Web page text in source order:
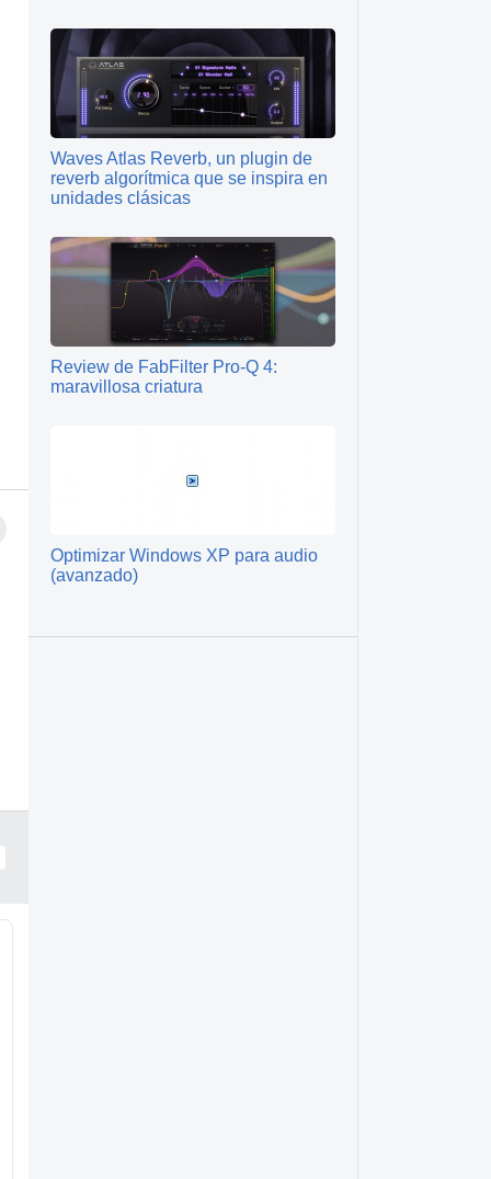
Waves Atlas Reverb, un plugin de
reverb algorítmica que se inspira en
unidades clásicas
Review de FabFilter Pro-Q 4:
maravillosa criatura
Optimizar Windows XP para audio
(avanzado)